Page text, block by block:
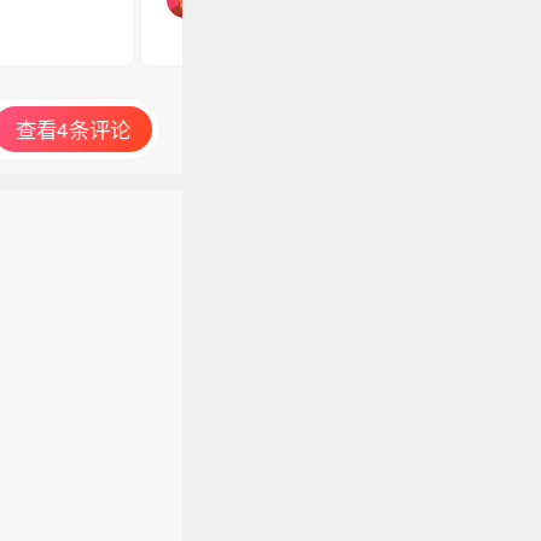
查看4条评论